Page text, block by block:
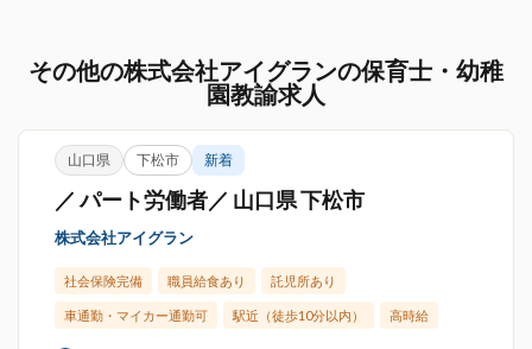
その他の株式会社アイグランの保育士・幼稚
園教諭求人
山口県 下松市 新着
／ パート労働者／ 山口県 下松市
株式会社アイグラン
社会保険完備 職員給食あり 託児所あり
車通勤・マイカー通勤可 駅近（徒歩10分以内） 高時給